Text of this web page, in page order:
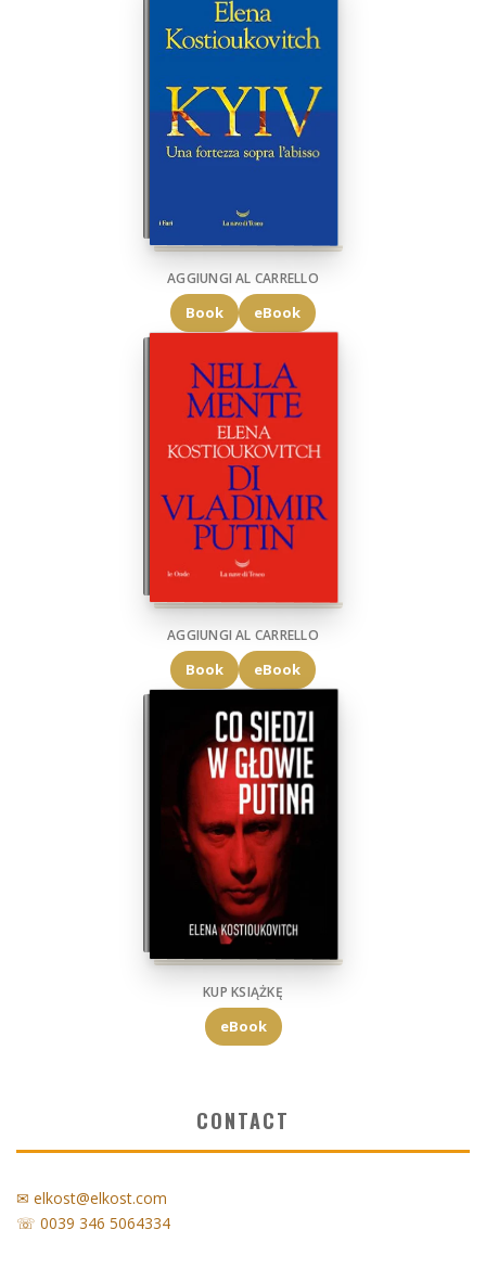
AGGIUNGI AL CARRELLO
Book eBook
AGGIUNGI AL CARRELLO
Book eBook
KUP KSIĄŻKĘ
eBook
CONTACT
✉ elkost@elkost.com
☏ 0039 346 5064334